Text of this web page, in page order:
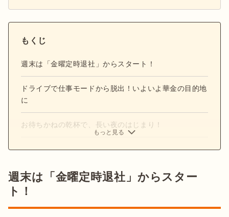
もくじ
週末は「金曜定時退社」からスタート！
ドライブで仕事モードから脱出！いよいよ華金の目的地
に
お待ちかねの乾杯で、長い夜のはじまり！
もっと見る
週末は「金曜定時退社」からスター
ト！